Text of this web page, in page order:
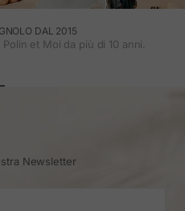
DAL 2015
et Moi da più di 10 anni.
Newsletter